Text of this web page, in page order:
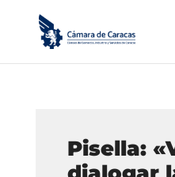
Pisella: